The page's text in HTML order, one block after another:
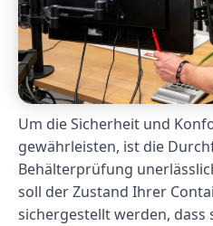
Um die Sicherheit und
gewährleisten, ist die
Behälterprüfung
soll der Zustand Ihrer
sichergestellt werden,